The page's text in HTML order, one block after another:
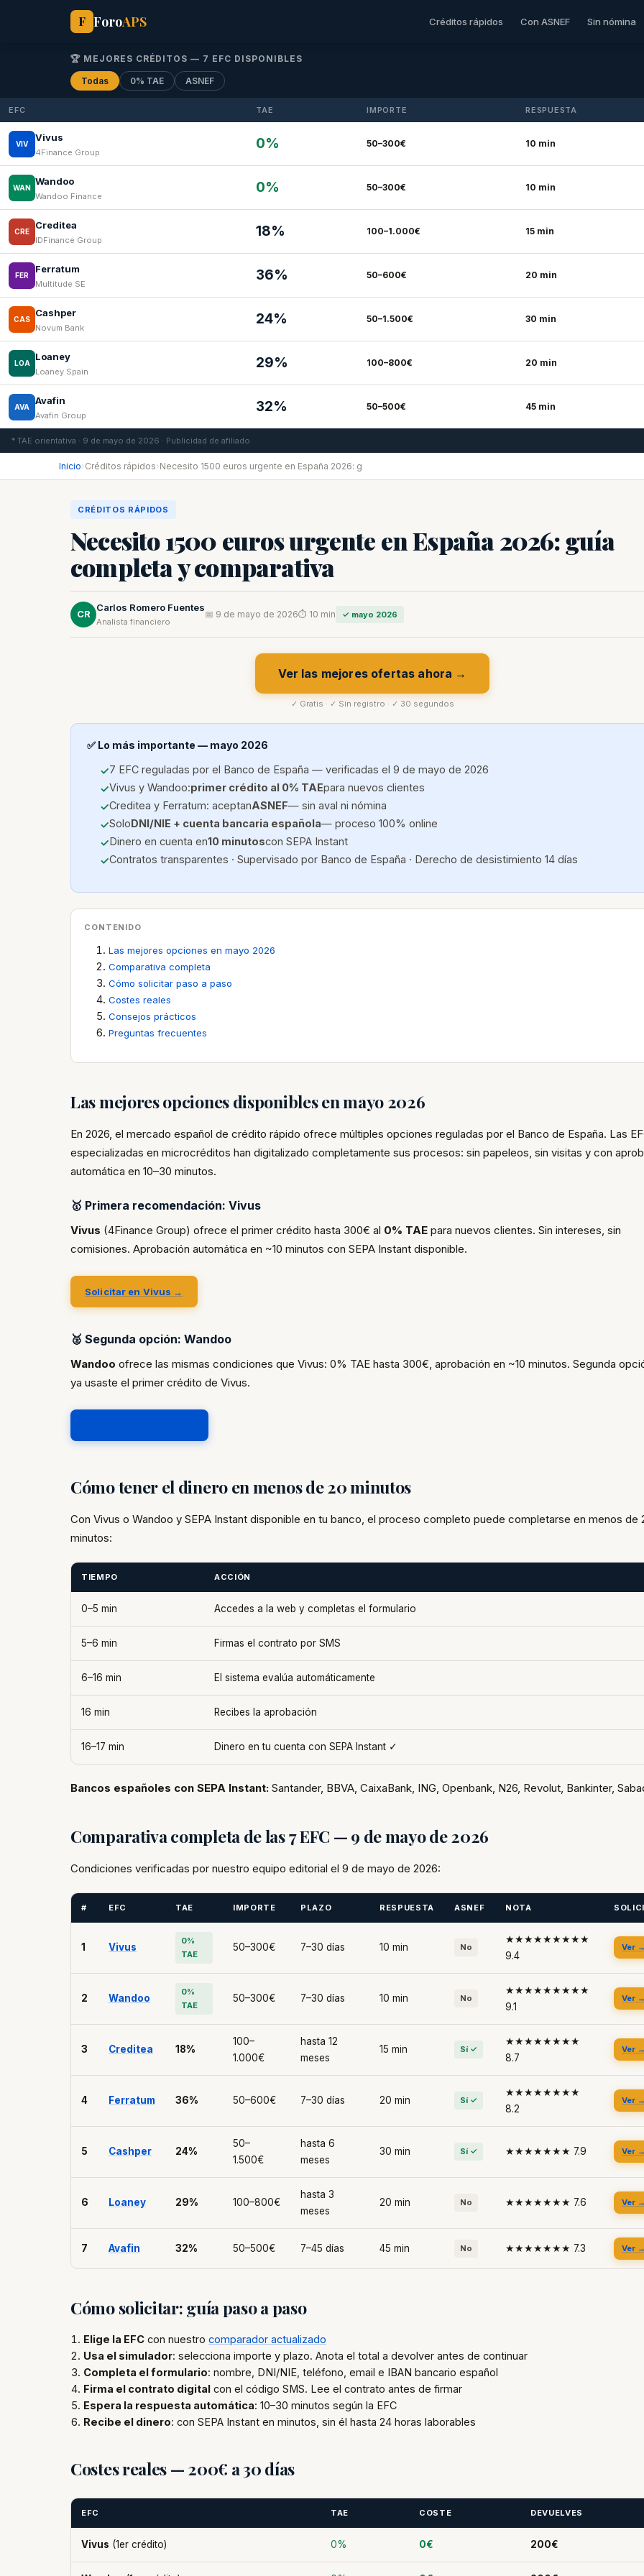
F ForoAPS Créditos rápidos Con ASNEF Sin nómina
🏆 MEJORES CRÉDITOS — 7 EFC DISPONIBLES
Todas 0% TAE ASNEF
EFC TAE IMPORTE RESPUESTA
VIV
Vivus
4Finance Group
0% 50–300€ 10 min
WAN
Wandoo
Wandoo Finance
0% 50–300€ 10 min
CRE
Creditea
IDFinance Group
18% 100–1.000€ 15 min
FER
Ferratum
Multitude SE
36% 50–600€ 20 min
CAS
Cashper
Novum Bank
24% 50–1.500€ 30 min
LOA
Loaney
Loaney Spain
29% 100–800€ 20 min
AVA
Avafin
Avafin Group
32% 50–500€ 45 min
* TAE orientativa · 9 de mayo de 2026 · Publicidad de afiliado
Inicio›Créditos rápidos›Necesito 1500 euros urgente en España 2026: g
CRÉDITOS RÁPIDOS
Necesito 1500 euros urgente en España 2026: guía
completa y comparativa
CR
Carlos Romero Fuentes
Analista financiero
📅 9 de mayo de 2026⏱ 10 min ✓ mayo 2026
Ver las mejores ofertas ahora →
✓ Gratis · ✓ Sin registro · ✓ 30 segundos
✅ Lo más importante — mayo 2026
7 EFC reguladas por el Banco de España — verificadas el 9 de mayo de 2026
Vivus y Wandoo:primer crédito al 0% TAEpara nuevos clientes
Creditea y Ferratum: aceptanASNEF— sin aval ni nómina
SoloDNI/NIE + cuenta bancaria española— proceso 100% online
Dinero en cuenta en10 minutoscon SEPA Instant
Contratos transparentes · Supervisado por Banco de España · Derecho de desistimiento 14 días
CONTENIDO
Las mejores opciones en mayo 2026
Comparativa completa
Cómo solicitar paso a paso
Costes reales
Consejos prácticos
Preguntas frecuentes
Las mejores opciones disponibles en mayo 2026
En 2026, el mercado español de crédito rápido ofrece múltiples opciones reguladas por el Banco de España. Las
especializadas en microcréditos han digitalizado completamente sus procesos: sin papeleos, sin visitas y con
automática en 10–30 minutos.
🥇 Primera recomendación: Vivus
Vivus (4Finance Group) ofrece el primer crédito hasta 300€ al 0% TAE para nuevos clientes. Sin intereses, sin
comisiones. Aprobación automática en ~10 minutos con SEPA Instant disponible.
Solicitar en Vivus →
🥈 Segunda opción: Wandoo
Wandoo ofrece las mismas condiciones que Vivus: 0% TAE hasta 300€, aprobación en ~10 minutos. Segunda
ya usaste el primer crédito de Vivus.
Cómo tener el dinero en menos de 20 minutos
Con Vivus o Wandoo y SEPA Instant disponible en tu banco, el proceso completo puede completarse en menos de
minutos:
TIEMPO ACCIÓN
0–5 min Accedes a la web y completas el formulario
5–6 min Firmas el contrato por SMS
6–16 min El sistema evalúa automáticamente
16 min Recibes la aprobación
16–17 min Dinero en tu cuenta con SEPA Instant ✓
Bancos españoles con SEPA Instant: Santander, BBVA, CaixaBank, ING, Openbank, N26, Revolut, Bankinter,
Comparativa completa de las 7 EFC — 9 de mayo de 2026
Condiciones verificadas por nuestro equipo editorial el 9 de mayo de 2026:
# EFC TAE IMPORTE PLAZO RESPUESTA ASNEF NOTA
1 Vivus
0%
TAE
50–300€ 7–30 días 10 min No
★★★★★★★★★
9.4
Ver →
2 Wandoo
0%
TAE
50–300€ 7–30 días 10 min No
★★★★★★★★★
9.1
Ver →
3 Creditea 18%
100–
1.000€
hasta 12
meses
15 min Sí ✓
★★★★★★★★
8.7
Ver →
4 Ferratum 36% 50–600€ 7–30 días 20 min Sí ✓
★★★★★★★★
8.2
Ver →
5 Cashper 24%
50–
1.500€
hasta 6
meses
30 min Sí ✓ ★★★★★★★ 7.9 Ver →
6 Loaney 29% 100–800€
hasta 3
meses
20 min No ★★★★★★★ 7.6 Ver →
7 Avafin 32% 50–500€ 7–45 días 45 min No ★★★★★★★ 7.3 Ver →
Cómo solicitar: guía paso a paso
Elige la EFC con nuestro comparador actualizado
Usa el simulador: selecciona importe y plazo. Anota el total a devolver antes de continuar
Completa el formulario: nombre, DNI/NIE, teléfono, email e IBAN bancario español
Firma el contrato digital con el código SMS. Lee el contrato antes de firmar
Espera la respuesta automática: 10–30 minutos según la EFC
Recibe el dinero: con SEPA Instant en minutos, sin él hasta 24 horas laborables
Costes reales — 200€ a 30 días
EFC TAE COSTE DEVUELVES
Vivus (1er crédito) 0% 0€ 200€